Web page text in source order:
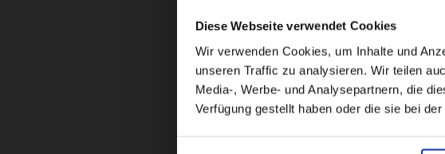
Diese Webseite verwendet Cookies
Wir verwenden Cookies, um Inhalte und
unseren Traffic zu analysieren. Wir teilen
Media-, Werbe- und Analysepartnern, die
Verfügung gestellt haben oder die sie bei